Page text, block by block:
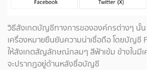
วิธีสังเกตบัญชีทางการขององค์กรต่างๆ นั้น
เครื่องหมายยืนยันความน่าเชื่อถือ โดยบัญชี
ให้สังเกตสัญลักษณ์กลมๆ สีฟ้าเข้ม ข้างในมี
จะปรากฏอยู่ด้านหลังชื่อบัญชี